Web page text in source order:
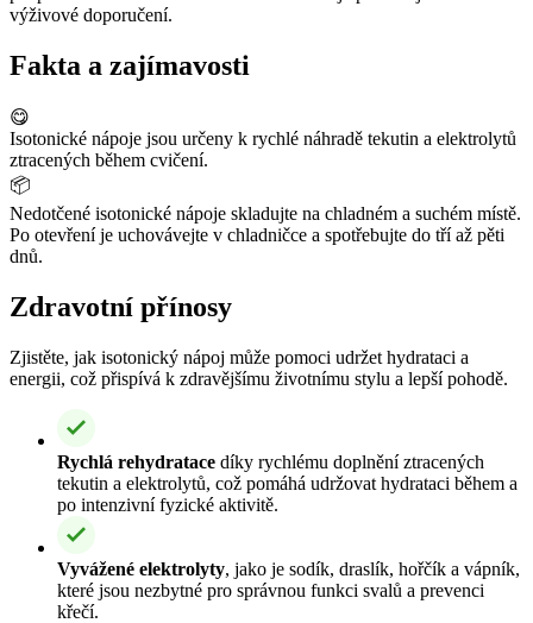
výživové doporučení.
Fakta a zajímavosti
😋
Isotonické nápoje jsou určeny k rychlé náhradě tekutin a elektrolytů
ztracených během cvičení.
📦
Nedotčené isotonické nápoje skladujte na chladném a suchém místě.
Po otevření je uchovávejte v chladničce a spotřebujte do tří až pěti
dnů.
Zdravotní přínosy
Zjistěte, jak isotonický nápoj může pomoci udržet hydrataci a
energii, což přispívá k zdravějšímu životnímu stylu a lepší pohodě.
Rychlá rehydratace díky rychlému doplnění ztracených
tekutin a elektrolytů, což pomáhá udržovat hydrataci během a
po intenzivní fyzické aktivitě.
Vyvážené elektrolyty, jako je sodík, draslík, hořčík a vápník,
které jsou nezbytné pro správnou funkci svalů a prevenci
křečí.